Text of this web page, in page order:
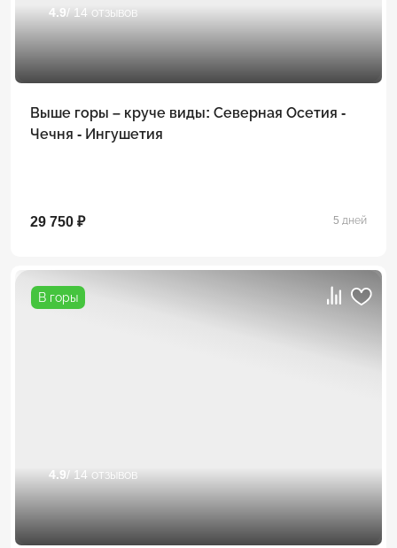
4.9/ 14 отзывов
Выше горы – круче виды: Северная Осетия -
Чечня - Ингушетия
29 750 ₽ 5 дней
В горы
4.9 / 14 отзывов